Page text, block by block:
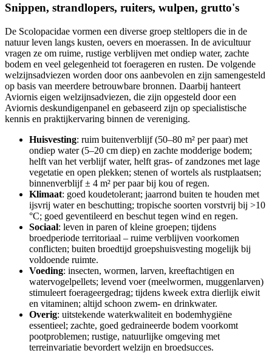
Snippen, strandlopers, ruiters, wulpen, grutto's
De Scolopacidae vormen een diverse groep steltlopers die in de
natuur leven langs kusten, oevers en moerassen. In de avicultuur
vragen ze om ruime, rustige verblijven met ondiep water, zachte
bodem en veel gelegenheid tot foerageren en rusten. De volgende
welzijnsadviezen worden door ons aanbevolen en zijn samengesteld
op basis van meerdere betrouwbare bronnen. Daarbij hanteert
Aviornis eigen welzijnsadviezen, die zijn opgesteld door een
Aviornis deskundigenpanel en gebaseerd zijn op specialistische
kennis en praktijkervaring binnen de vereniging.
Huisvesting: ruim buitenverblijf (50–80 m² per paar) met
ondiep water (5–20 cm diep) en zachte modderige bodem;
helft van het verblijf water, helft gras- of zandzones met lage
vegetatie en open plekken; stenen of wortels als rustplaatsen;
binnenverblijf ± 4 m² per paar bij kou of regen.
Klimaat: goed koudetolerant; jaarrond buiten te houden met
ijsvrij water en beschutting; tropische soorten vorstvrij bij >10
°C; goed geventileerd en beschut tegen wind en regen.
Sociaal: leven in paren of kleine groepen; tijdens
broedperiode territoriaal – ruime verblijven voorkomen
conflicten; buiten broedtijd groepshuisvesting mogelijk bij
voldoende ruimte.
Voeding: insecten, wormen, larven, kreeftachtigen en
watervogelpellets; levend voer (meelwormen, muggenlarven)
stimuleert foerageergedrag; tijdens kweek extra dierlijk eiwit
en vitaminen; altijd schoon zwem- en drinkwater.
Overig: uitstekende waterkwaliteit en bodemhygiëne
essentieel; zachte, goed gedraineerde bodem voorkomt
pootproblemen; rustige, natuurlijke omgeving met
terreinvariatie bevordert welzijn en broedsucces.